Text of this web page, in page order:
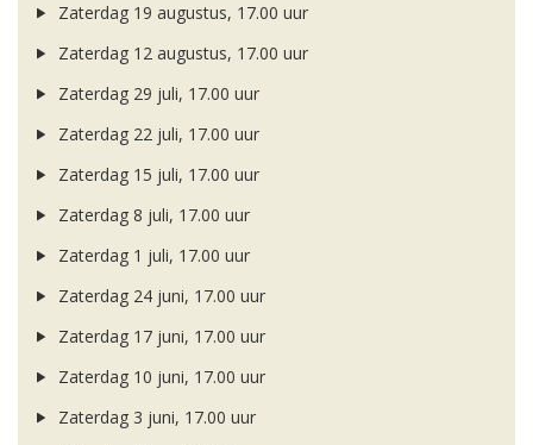
Zaterdag 19 augustus, 17.00 uur
Zaterdag 12 augustus, 17.00 uur
Zaterdag 29 juli, 17.00 uur
Zaterdag 22 juli, 17.00 uur
Zaterdag 15 juli, 17.00 uur
Zaterdag 8 juli, 17.00 uur
Zaterdag 1 juli, 17.00 uur
Zaterdag 24 juni, 17.00 uur
Zaterdag 17 juni, 17.00 uur
Zaterdag 10 juni, 17.00 uur
Zaterdag 3 juni, 17.00 uur